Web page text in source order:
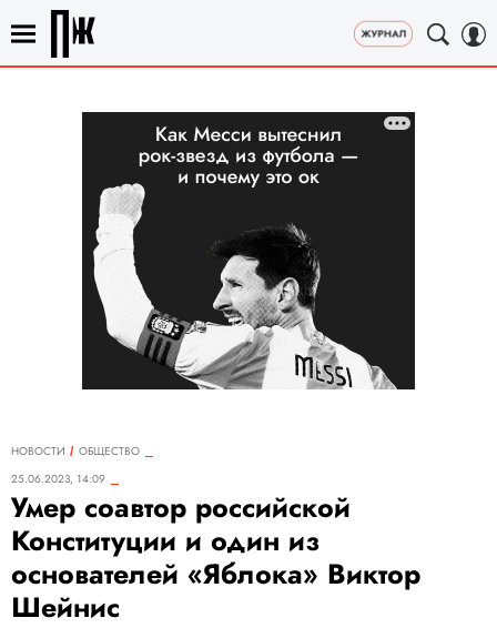
НОВОСТИ
ОБЩЕСТВО
25.06.2023, 14:09
Умер соавтор российской
Конституции и один из
основателей «Яблока» Виктор
Шейнис